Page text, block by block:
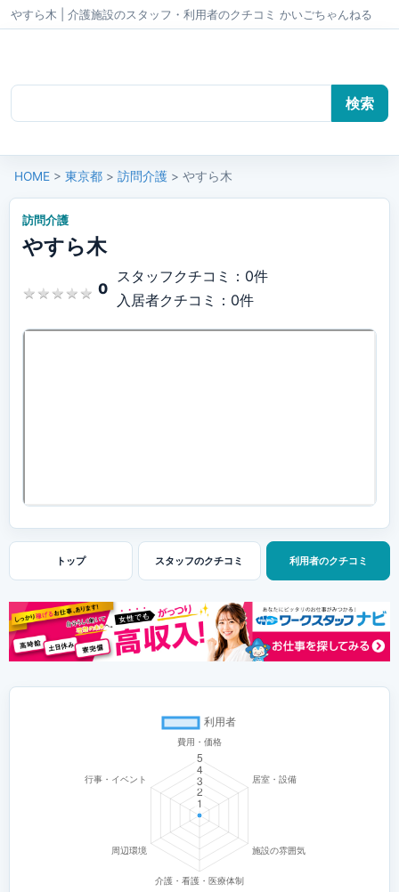
やすら木 | 介護施設のスタッフ・利用者のクチコミ かいごちゃんねる
HOME > 東京都 > 訪問介護 > やすら木
訪問介護
やすら木
★ ★ ★ ★ ★
★ ★ ★ ★ ★ 0
スタッフクチコミ：0件
入居者クチコミ：0件
トップ スタッフのクチコミ 利用者のクチコミ